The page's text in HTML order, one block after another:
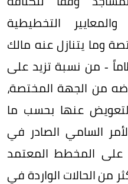
التخطيطية
وما يتنازل عنه مالك
- من نسبة تزيد على
من الجهة المختصة،
عنها بحسب ما
(2) من الأمر السامي الصادر في
ذلك على المخطط المعتمد
من الحالات الواردة في